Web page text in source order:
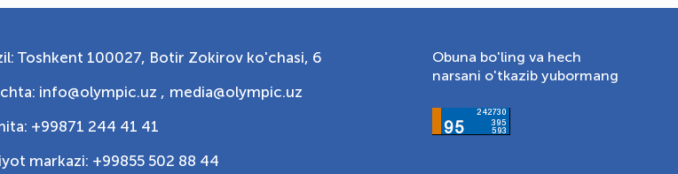
Toshkent 100027, Botir Zokirov ko'chasi, 6
info@olympic.uz , media@olympic.uz
+99871 244 41 41
markazi: +99855 502 88 44
Obuna bo'ling va hech
narsani o'tkazib yubormang